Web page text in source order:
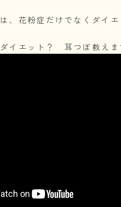
、花粉症だけでなくダイ
ダイエット？ 耳つぼ教えま